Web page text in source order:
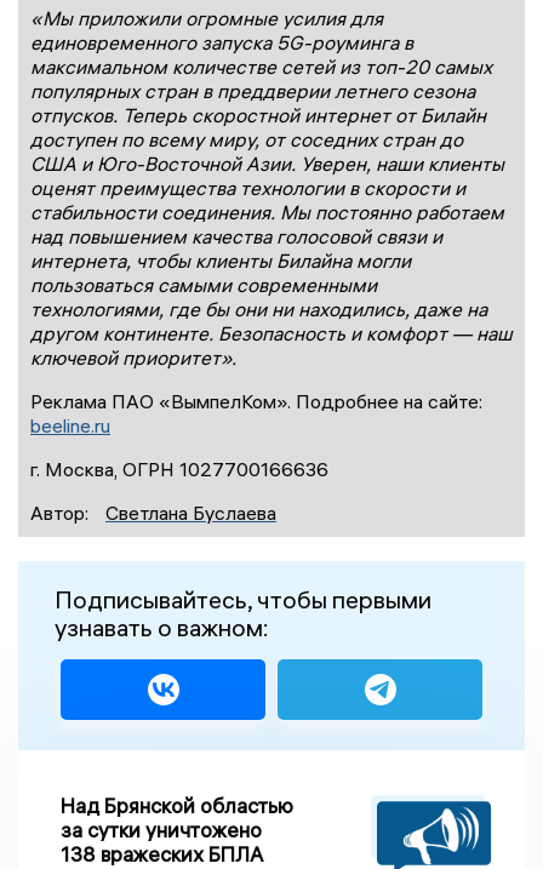
«Мы приложили огромные усилия для
единовременного запуска 5G-роуминга в
максимальном количестве сетей из топ-20 самых
популярных стран в преддверии летнего сезона
отпусков. Теперь скоростной интернет от Билайн
доступен по всему миру, от соседних стран до
США и Юго-Восточной Азии. Уверен, наши клиенты
оценят преимущества технологии в скорости и
стабильности соединения. Мы постоянно работаем
над повышением качества голосовой связи и
интернета, чтобы клиенты Билайна могли
пользоваться самыми современными
технологиями, где бы они ни находились, даже на
другом континенте. Безопасность и комфорт — наш
ключевой приоритет».
Реклама ПАО «ВымпелКом». Подробнее на сайте:
beeline.ru
г. Москва, ОГРН 1027700166636
Автор:
Светлана Буслаева
Подписывайтесь, чтобы первыми
узнавать о важном:
Над Брянской областью
за сутки уничтожено
138 вражеских БПЛА